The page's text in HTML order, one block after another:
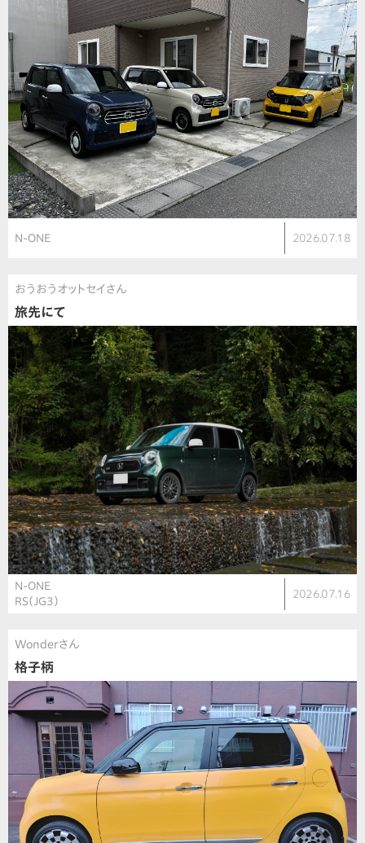
N-ONE 2026.07.18
おうおうオットセイさん
旅先にて
N-ONE
RS（JG3）
2026.07.16
Wonderさん
格子柄